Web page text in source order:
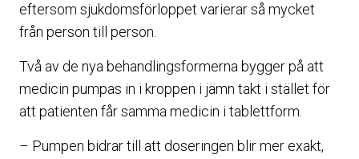
eftersom sjukdomsförloppet varierar så mycket
från person till person.
Två av de nya behandlingsformerna bygger på att
medicin pumpas in i kroppen i jämn takt i stället för
att patienten får samma medicin i tablettform.
– Pumpen bidrar till att doseringen blir mer exakt,